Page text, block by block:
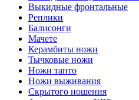
Выкидные фронтальные
Реплики
Балисонги
Мачете
Керамбиты ножи
Тычковые ножи
Ножи танто
Ножи выживания
Скрытого ношения